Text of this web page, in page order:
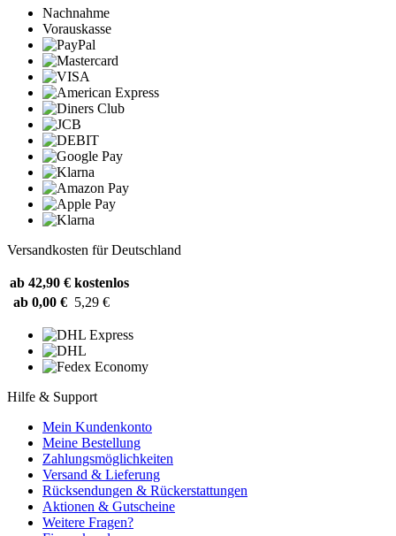
Nachnahme
Vorauskasse
Versandkosten für Deutschland
ab 42,90 € kostenlos
ab 0,00 € 5,29 €
Hilfe & Support
Mein Kundenkonto
Meine Bestellung
Zahlungsmöglichkeiten
Versand & Lieferung
Rücksendungen & Rückerstattungen
Aktionen & Gutscheine
Weitere Fragen?